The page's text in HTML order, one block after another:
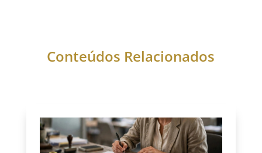
Conteúdos Relacionados